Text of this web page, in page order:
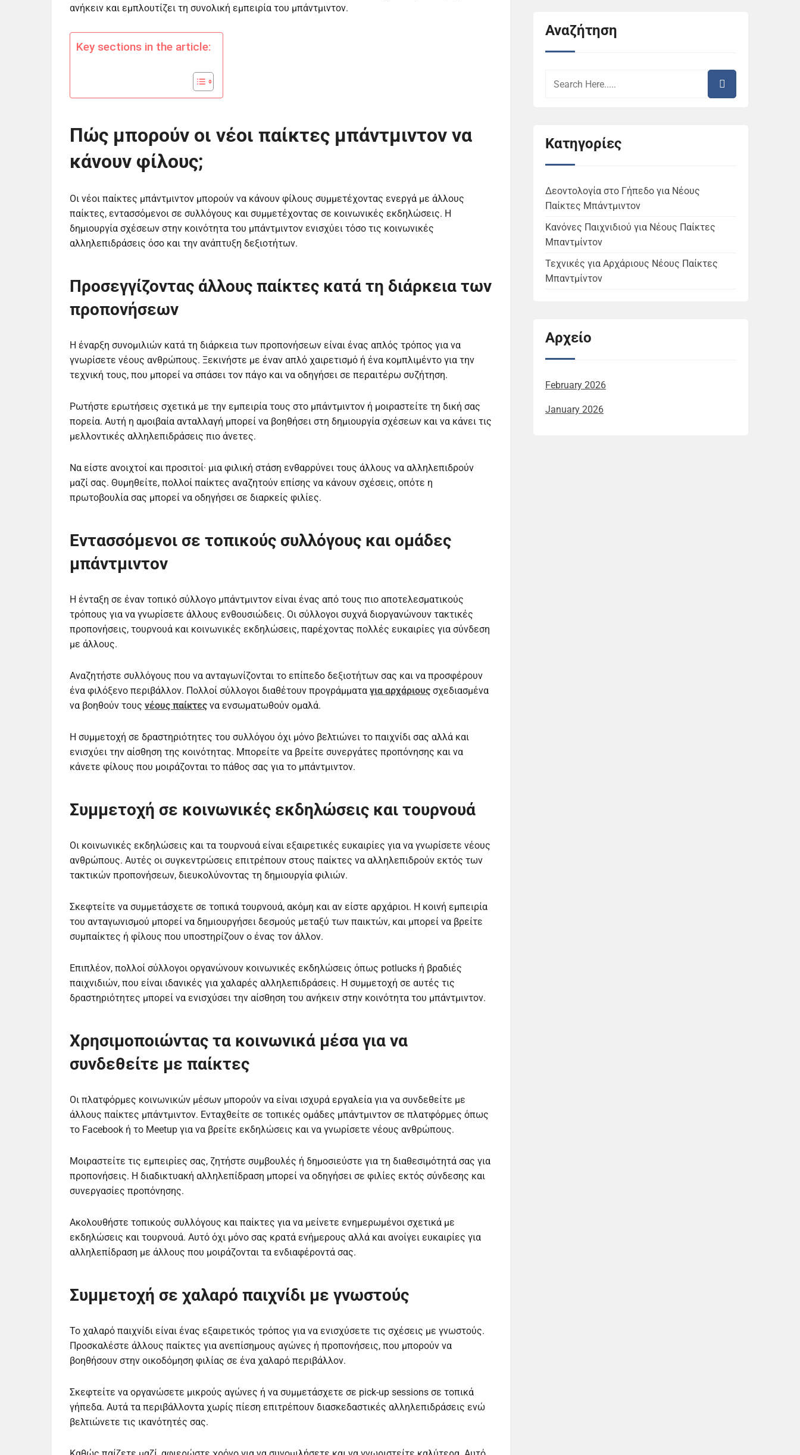
ανήκειν και εμπλουτίζει τη συνολική εμπειρία του μπάντμιντον.
Key sections in the article:
Πώς μπορούν οι νέοι παίκτες μπάντμιντον να
κάνουν φίλους;
Οι νέοι παίκτες μπάντμιντον μπορούν να κάνουν φίλους συμμετέχοντας ενεργά με άλλους
παίκτες, εντασσόμενοι σε συλλόγους και συμμετέχοντας σε κοινωνικές εκδηλώσεις. Η
δημιουργία σχέσεων στην κοινότητα του μπάντμιντον ενισχύει τόσο τις κοινωνικές
αλληλεπιδράσεις όσο και την ανάπτυξη δεξιοτήτων.
Προσεγγίζοντας άλλους παίκτες κατά τη διάρκεια των
προπονήσεων
Η έναρξη συνομιλιών κατά τη διάρκεια των προπονήσεων είναι ένας απλός τρόπος για να
γνωρίσετε νέους ανθρώπους. Ξεκινήστε με έναν απλό χαιρετισμό ή ένα κομπλιμέντο για την
τεχνική τους, που μπορεί να σπάσει τον πάγο και να οδηγήσει σε περαιτέρω συζήτηση.
Ρωτήστε ερωτήσεις σχετικά με την εμπειρία τους στο μπάντμιντον ή μοιραστείτε τη δική σας
πορεία. Αυτή η αμοιβαία ανταλλαγή μπορεί να βοηθήσει στη δημιουργία σχέσεων και να κάνει τις
μελλοντικές αλληλεπιδράσεις πιο άνετες.
Να είστε ανοιχτοί και προσιτοί· μια φιλική στάση ενθαρρύνει τους άλλους να αλληλεπιδρούν
μαζί σας. Θυμηθείτε, πολλοί παίκτες αναζητούν επίσης να κάνουν σχέσεις, οπότε η
πρωτοβουλία σας μπορεί να οδηγήσει σε διαρκείς φιλίες.
Εντασσόμενοι σε τοπικούς συλλόγους και ομάδες
μπάντμιντον
Η ένταξη σε έναν τοπικό σύλλογο μπάντμιντον είναι ένας από τους πιο αποτελεσματικούς
τρόπους για να γνωρίσετε άλλους ενθουσιώδεις. Οι σύλλογοι συχνά διοργανώνουν τακτικές
προπονήσεις, τουρνουά και κοινωνικές εκδηλώσεις, παρέχοντας πολλές ευκαιρίες για σύνδεση
με άλλους.
Αναζητήστε συλλόγους που να ανταγωνίζονται το επίπεδο δεξιοτήτων σας και να προσφέρουν
ένα φιλόξενο περιβάλλον. Πολλοί σύλλογοι διαθέτουν προγράμματα για αρχάριους σχεδιασμένα
να βοηθούν τους νέους παίκτες να ενσωματωθούν ομαλά.
Η συμμετοχή σε δραστηριότητες του συλλόγου όχι μόνο βελτιώνει το παιχνίδι σας αλλά και
ενισχύει την αίσθηση της κοινότητας. Μπορείτε να βρείτε συνεργάτες προπόνησης και να
κάνετε φίλους που μοιράζονται το πάθος σας για το μπάντμιντον.
Συμμετοχή σε κοινωνικές εκδηλώσεις και τουρνουά
Οι κοινωνικές εκδηλώσεις και τα τουρνουά είναι εξαιρετικές ευκαιρίες για να γνωρίσετε νέους
ανθρώπους. Αυτές οι συγκεντρώσεις επιτρέπουν στους παίκτες να αλληλεπιδρούν εκτός των
τακτικών προπονήσεων, διευκολύνοντας τη δημιουργία φιλιών.
Σκεφτείτε να συμμετάσχετε σε τοπικά τουρνουά, ακόμη και αν είστε αρχάριοι. Η κοινή εμπειρία
του ανταγωνισμού μπορεί να δημιουργήσει δεσμούς μεταξύ των παικτών, και μπορεί να βρείτε
συμπαίκτες ή φίλους που υποστηρίζουν ο ένας τον άλλον.
Επιπλέον, πολλοί σύλλογοι οργανώνουν κοινωνικές εκδηλώσεις όπως potlucks ή βραδιές
παιχνιδιών, που είναι ιδανικές για χαλαρές αλληλεπιδράσεις. Η συμμετοχή σε αυτές τις
δραστηριότητες μπορεί να ενισχύσει την αίσθηση του ανήκειν στην κοινότητα του μπάντμιντον.
Χρησιμοποιώντας τα κοινωνικά μέσα για να
συνδεθείτε με παίκτες
Οι πλατφόρμες κοινωνικών μέσων μπορούν να είναι ισχυρά εργαλεία για να συνδεθείτε με
άλλους παίκτες μπάντμιντον. Ενταχθείτε σε τοπικές ομάδες μπάντμιντον σε πλατφόρμες όπως
το Facebook ή το Meetup για να βρείτε εκδηλώσεις και να γνωρίσετε νέους ανθρώπους.
Μοιραστείτε τις εμπειρίες σας, ζητήστε συμβουλές ή δημοσιεύστε για τη διαθεσιμότητά σας για
προπονήσεις. Η διαδικτυακή αλληλεπίδραση μπορεί να οδηγήσει σε φιλίες εκτός σύνδεσης και
συνεργασίες προπόνησης.
Ακολουθήστε τοπικούς συλλόγους και παίκτες για να μείνετε ενημερωμένοι σχετικά με
εκδηλώσεις και τουρνουά. Αυτό όχι μόνο σας κρατά ενήμερους αλλά και ανοίγει ευκαιρίες για
αλληλεπίδραση με άλλους που μοιράζονται τα ενδιαφέροντά σας.
Συμμετοχή σε χαλαρό παιχνίδι με γνωστούς
Το χαλαρό παιχνίδι είναι ένας εξαιρετικός τρόπος για να ενισχύσετε τις σχέσεις με γνωστούς.
Προσκαλέστε άλλους παίκτες για ανεπίσημους αγώνες ή προπονήσεις, που μπορούν να
βοηθήσουν στην οικοδόμηση φιλίας σε ένα χαλαρό περιβάλλον.
Σκεφτείτε να οργανώσετε μικρούς αγώνες ή να συμμετάσχετε σε pick-up sessions σε τοπικά
γήπεδα. Αυτά τα περιβάλλοντα χωρίς πίεση επιτρέπουν διασκεδαστικές αλληλεπιδράσεις ενώ
βελτιώνετε τις ικανότητές σας.
Αναζήτηση
Κατηγορίες
Δεοντολογία στο Γήπεδο για Νέους
Παίκτες Μπάντμιντον
Κανόνες Παιχνιδιού για Νέους Παίκτες
Μπαντμίντον
Τεχνικές για Αρχάριους Νέους Παίκτες
Μπαντμίντον
Αρχείο
February 2026
January 2026